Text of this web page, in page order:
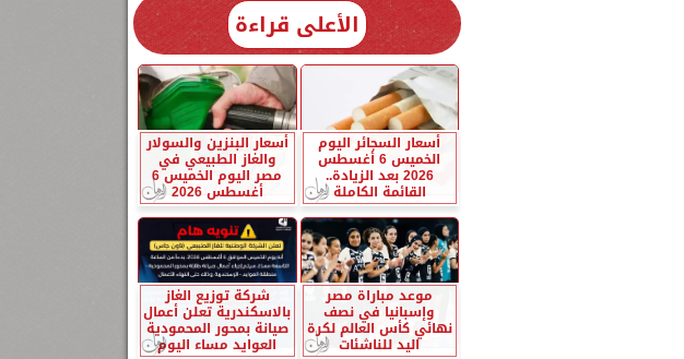
الأعلى قراءة
أسعار السجائر اليوم
الخميس 6 أغسطس
2026 بعد الزيادة..
القائمة الكاملة
أسعار البنزين والسولار
والغاز الطبيعي في
مصر اليوم الخميس 6
أغسطس 2026
موعد مباراة مصر
وإسبانيا في نصف
نهائي كأس العالم لكرة
اليد للناشئات
شركة توزيع الغاز
بالاسكندرية تعلن أعمال
صيانة بمحور المحمودية
العوايد مساء اليوم